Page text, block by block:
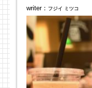
writer： フジイ ミツコ